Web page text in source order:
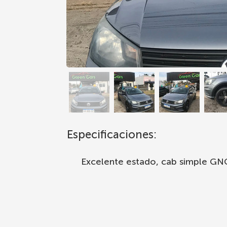
Especificaciones:
Excelente estado, cab simple